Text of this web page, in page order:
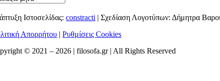
Ιστοσελίδας:constracti | Σχεδίαση Λογοτύπων: Δήμητρα
Απορρήτου |Ρυθμίσεις Cookies
© 2021 – 2026 | filosofa.gr | All Rights Reserved